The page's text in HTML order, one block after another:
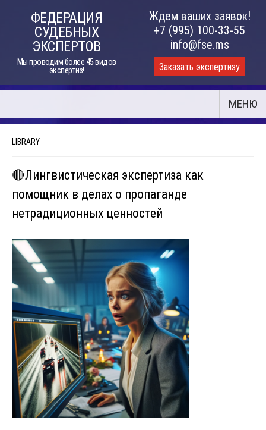
ФЕДЕРАЦИЯ
СУДЕБНЫХ
ЭКСПЕРТОВ
Мы проводим более 45 видов
экспертиз!
Ждем ваших заявок!
+7 (995) 100-33-55
info@fse.ms
Заказать экспертизу
МЕНЮ
LIBRARY
🔴Лингвистическая экспертиза как
помощник в делах о пропаганде
нетрадиционных ценностей